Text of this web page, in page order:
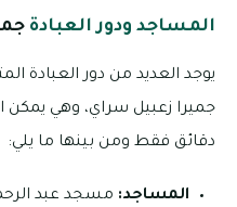
المساجد ودور العبادة
يوجد العديد من دور العبادة
دقائق فقط ومن بينها ما يلي:
المساجد: مسجد عبد